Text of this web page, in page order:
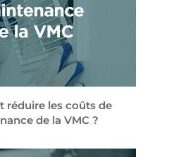
réduire les coûts de
de la VMC ?